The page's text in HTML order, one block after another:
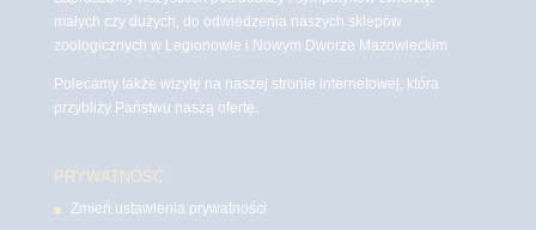
małych czy dużych, do odwiedzenia naszych sklepów
zoologicznych w Legionowie i Nowym Dworze Mazowieckim
Polecamy także wizytę na naszej stronie internetowej, która
przybliży Państwu naszą ofertę.
PRYWATNOŚĆ
Zmień ustawienia prywatności